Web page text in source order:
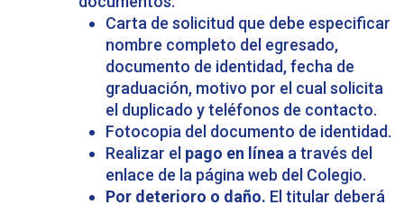
Carta de solicitud que debe especificar
nombre completo del egresado,
documento de identidad, fecha de
graduación, motivo por el cual solicita
el duplicado y teléfonos de contacto.
Fotocopia del documento de identidad.
Realizar el pago en líneaa través del
enlace de la página web del Colegio.
Por deterioro o daño. El titular deberá